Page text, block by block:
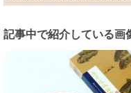
記事中で紹介している画